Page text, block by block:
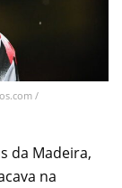
/
da Madeira,
na